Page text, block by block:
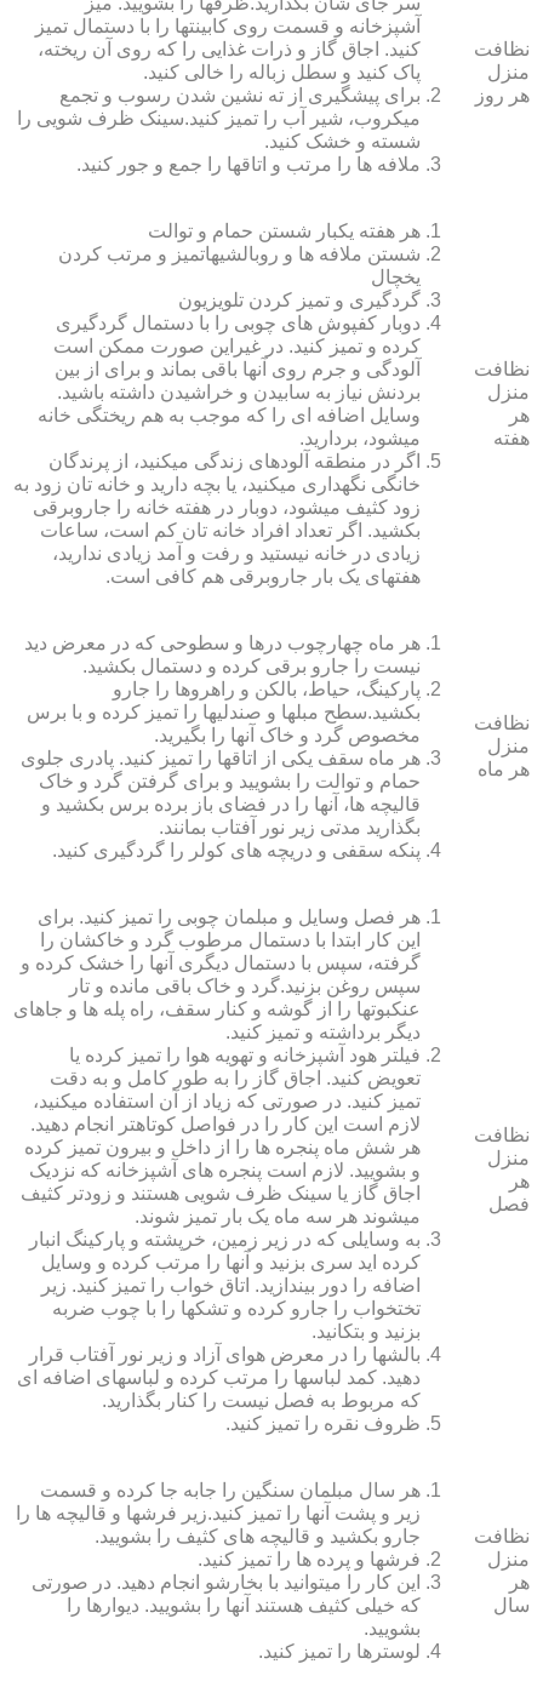
نظافت
منزل
هر روز
آشپزخانه و قسمت روی کابینت‏ها را با دستمال تمیز
کنید. اجاق گاز و ذرات غذایی را که روی آن ریخته،
پاک کنید و سطل زباله را خالی کنید.
برای پیشگیری از ته نشین شدن رسوب و تجمع
میکروب، شیر آب را تمیز کنید.سینک ظرف شویی را
شسته و خشک کنید.
ملافه‏ ها را مرتب و اتاق‏ها را جمع و جور کنید.
نظافت
منزل
هر
هفته
هر هفته یکبار شستن حمام و توالت
شستن ملافه‏ ها و روبالشی‎هاتمیز و مرتب کردن
یخچال
گردگیری و تمیز کردن تلویزیون
دوبار کفپوش‏ های چوبی را با دستمال گردگیری
کرده و تمیز کنید. در غیراین صورت ممکن است
آلودگی و جرم روی آنها باقی بماند و برای از بین
بردنش نیاز به سابیدن و خراشیدن داشته باشید.
وسایل اضافه ای را که موجب به هم ریختگی خانه
می‏شود، بردارید.
اگر در منطقه آلوده‏ای زندگی می‏کنید، از پرندگان
خانگی نگهداری می‏کنید، یا بچه دارید و خانه‏ تان زود به
زود کثیف می‏شود، دوبار در هفته خانه را جاروبرقی
بکشید. اگر تعداد افراد خانه ‏تان کم است، ساعات
زیادی در خانه نیستید و رفت و آمد زیادی ندارید،
هفته‏ای یک بار جاروبرقی هم کافی است.
نظافت
منزل
هر ماه
هر ماه چهارچوب درها و سطوحی که در معرض دید
نیست را جارو برقی کرده و دستمال بکشید.
پارکینگ، حیاط، بالکن و راهروها را جارو
بکشید.سطح مبل‏ها و صندلی‏ها را تمیز کرده و با برس
مخصوص گرد و خاک آنها را بگیرید.
هر ماه سقف یکی از اتاق‏ها را تمیز کنید. پادری جلوی
حمام و توالت را بشویید و برای گرفتن گرد و خاک
قالیچه‏ ها، آنها را در فضای باز برده برس بکشید و
بگذارید مدتی زیر نور آفتاب بمانند.
پنکه سقفی و دریچه‏ های کولر را گردگیری کنید.
نظافت
منزل
هر
فصل
هر فصل وسایل و مبلمان چوبی را تمیز کنید. برای
این کار ابتدا با دستمال مرطوب گرد و خاک‏شان را
گرفته، سپس با دستمال دیگری آنها را خشک کرده و
سپس روغن بزنید.گرد و خاک باقی مانده و تار
عنکبوت‏ها را از گوشه و کنار سقف، راه پله‏ ها و جاهای
دیگر برداشته و تمیز کنید.
فیلتر هود آشپزخانه و تهویه هوا را تمیز کرده یا
تعویض کنید. اجاق گاز را به طور کامل و به دقت
تمیز کنید. در صورتی که زیاد از آن استفاده می‏کنید،
لازم است این کار را در فواصل کوتاه‏تر انجام دهید.
هر شش ماه پنجره‏ ها را از داخل و بیرون تمیز کرده
و بشویید. لازم است پنجره‏ های آشپزخانه که نزدیک
اجاق گاز یا سینک ظرف شویی هستند و زودتر کثیف
می‏شوند هر سه ماه یک بار تمیز شوند.
به وسایلی که در زیر زمین، خرپشته و پارکینگ انبار
کرده‏ اید سری بزنید و آنها را مرتب کرده و وسایل
اضافه را دور بیندازید. اتاق خواب را تمیز کنید. زیر
تختخواب را جارو کرده و تشک‏ها را با چوب ضربه
بزنید و بتکانید.
بالش‏ها را در معرض هوای آزاد و زیر نور آفتاب قرار
دهید. کمد لباس‏ها را مرتب کرده و لباس‏های اضافه ای
که مربوط به فصل نیست را کنار بگذارید.
ظروف نقره را تمیز کنید.
نظافت
منزل
هر
سال
هر سال مبلمان سنگین را جابه جا کرده و قسمت
زیر و پشت آنها را تمیز کنید.زیر فرش‏ها و قالیچه‏ ها را
جارو بکشید و قالیچه‏ های کثیف را بشویید.
فرش‏ها و پرده ‏ها را تمیز کنید.
این کار را می‏توانید با بخارشو انجام دهید. در صورتی
که خیلی کثیف هستند آنها را بشویید. دیوارها را
بشویید.
لوسترها را تمیز کنید.